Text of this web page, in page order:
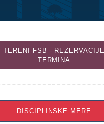
TERENI FSB - REZERVACIJE
TERMINA
DISCIPLINSKE MERE